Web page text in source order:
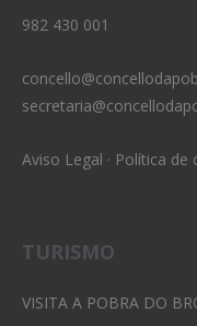
982 430 001
Aviso Legal · Política de
TURISMO
VISITA A POBRA DO